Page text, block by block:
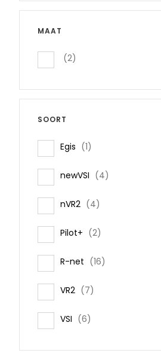
MAAT
2items
SOORT
Egis 1item
newVSI 4items
nVR2 4items
Pilot+ 2items
R-net 16items
VR2 7items
VSI 6items